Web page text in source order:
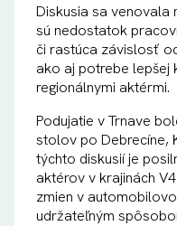
Diskusia sa venovala
sú nedostatok
či rastúca závislosť
ako aj potrebe lepšej
regionálnymi aktérmi.
Podujatie v Trnave
stolov po Debrecíne,
týchto diskusií je
aktérov v krajinách
zmien v
udržateľným